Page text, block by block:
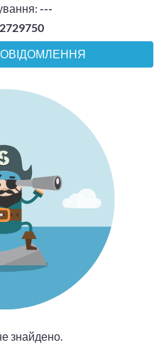
---
знайдено.